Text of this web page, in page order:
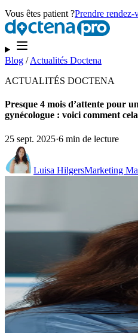
Vous êtes patient ?Prendre rendez-
Blog /Actualités Doctena
ACTUALITÉS DOCTENA
Presque 4 mois d’attente pour
gynécologue : voici comment
25 sept. 2025·6 min de lecture
Luisa HilgersMarketing